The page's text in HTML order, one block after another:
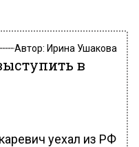
Автор: Ирина Ушакова
в
уехал из РФ